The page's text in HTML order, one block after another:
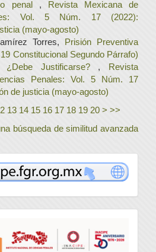
penal , Revista Mexicana de
Vol. 5 Núm. 17 (2022):
(mayo-agosto)
Torres, Prisión Preventiva
Constitucional Segundo Párrafo)
¿Debe Justificarse? , Revista
Penales: Vol. 5 Núm. 17
de justicia (mayo-agosto)
13 14 15 16 17 18 19 20 > >>
búsqueda de similitud avanzada